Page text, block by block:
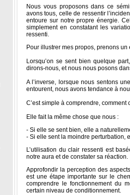
Nous vous proposons dans ce
avons tous, celle de ressentir
entoure sur notre propre énergie.
simplement en constatant les
ressenti.
Pour illustrer mes propos, prenons un
Lorsqu’on se sent bien quelque
dirons-nous, et nous nous posons
A l’inverse, lorsque nous sentons
entourent, nous avons tendance à
C’est simple à comprendre,
Elle fait la même chose que nous :
- Si elle se sent bien, elle a
- Si elle sent la moindre perturbation,
L’utilisation du clair ressenti est
notre aura et de constater sa réaction.
Approfondir la perception des
est une étape importante sur le
comprendre le fonctionnement du
certain niveau de conditionnement.